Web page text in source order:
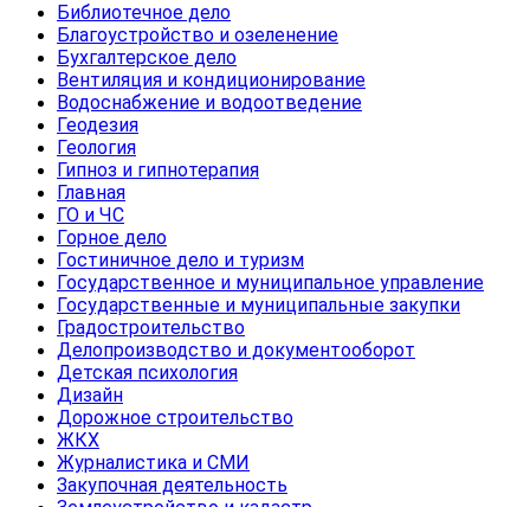
Библиотечное дело
Благоустройство и озеленение
Бухгалтерское дело
Вентиляция и кондиционирование
Водоснабжение и водоотведение
Геодезия
Геология
Гипноз и гипнотерапия
Главная
ГО и ЧС
Горное дело
Гостиничное дело и туризм
Государственное и муниципальное управление
Государственные и муниципальные закупки
Градостроительство
Делопроизводство и документооборот
Детская психология
Дизайн
Дорожное строительство
ЖКХ
Журналистика и СМИ
Закупочная деятельность